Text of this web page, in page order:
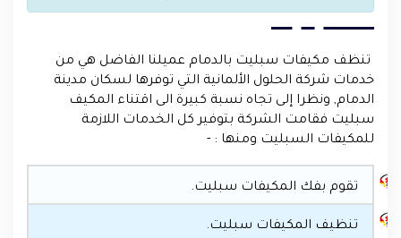
تنظف مكيفات سبليت بالدمام عميلنا الفاضل هي من
خدمات شركة الحلول الألمانية التي توفرها لسكان مدينة
الدمام, ونظرا إلى تجاه نسبة كبيرة الى اقتناء المكيف
سبليت فقامت الشركة بتوفير كل الخدمات اللازمة
للمكيفات السبليت ومنها : -
تقوم بفك المكيفات سبليت.
تنظيف المكيفات سبليت.